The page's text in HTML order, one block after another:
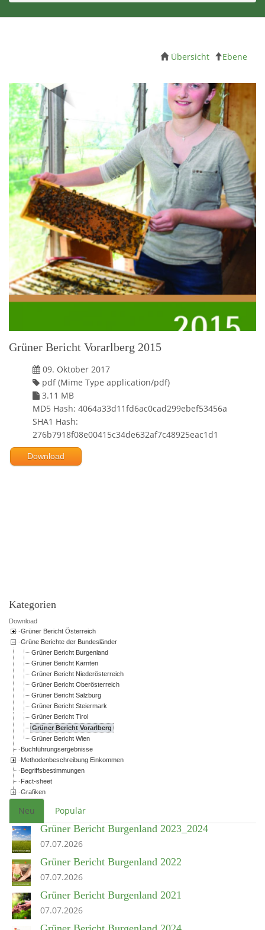
Übersicht Ebene
Grüner Bericht Vorarlberg 2015
09. Oktober 2017
pdf (Mime Type application/pdf)
3.11 MB
MD5 Hash: 4064a33d11fd6ac0cad299ebef53456a
SHA1 Hash:
276b7918f08e00415c34de632af7c48925eac1d1
Download
Kategorien
Download
Grüner Bericht Österreich
Grüne Berichte der Bundesländer
Grüner Bericht Burgenland
Grüner Bericht Kärnten
Grüner Bericht Niederösterreich
Grüner Bericht Oberösterreich
Grüner Bericht Salzburg
Grüner Bericht Steiermark
Grüner Bericht Tirol
Grüner Bericht Vorarlberg
Grüner Bericht Wien
Buchführungsergebnisse
Methodenbeschreibung Einkommen
Begriffsbestimmungen
Fact-sheet
Grafiken
Neu Populär
Grüner Bericht Burgenland 2023_2024
07.07.2026
Grüner Bericht Burgenland 2022
07.07.2026
Grüner Bericht Burgenland 2021
07.07.2026